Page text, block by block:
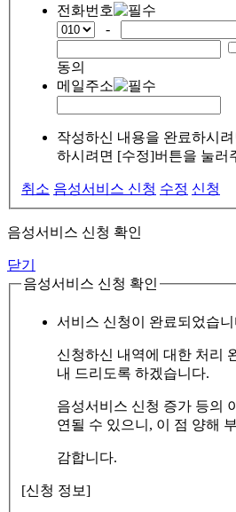
전화번호
-
동의
메일주소
작성하신 내용을 완료하시
하시려면 [수정]버튼을 눌러
취소 음성서비스 신청 수정 신청
음성서비스 신청 확인
닫기
음성서비스 신청 확인
서비스 신청이 완료되었습니
신청하신 내역에 대한 처리
내 드리도록 하겠습니다.
음성서비스 신청 증가 등의
연될 수 있으니, 이 점 양해
감합니다.
[신청 정보]